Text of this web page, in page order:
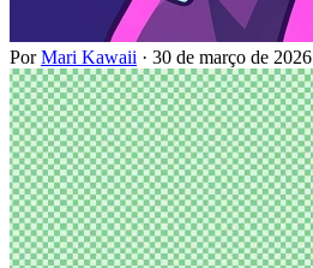
PorMari Kawaii · 30 de março de 2026